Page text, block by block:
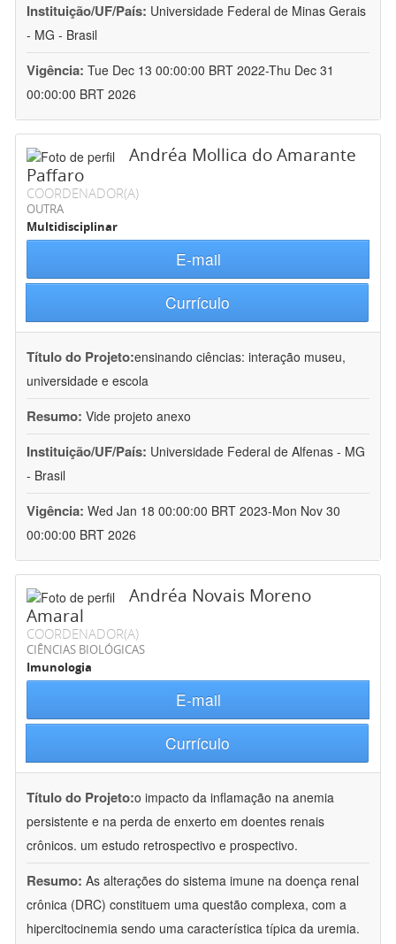
Instituição/UF/País: Universidade Federal de Minas Gerais
- MG - Brasil
Vigência: Tue Dec 13 00:00:00 BRT 2022-Thu Dec 31
00:00:00 BRT 2026
Andréa Mollica do Amarante
Paffaro
COORDENADOR(A)
OUTRA
Multidisciplinar
E-mail
Currículo
Título do Projeto:ensinando ciências: interação museu,
universidade e escola
Resumo: Vide projeto anexo
Instituição/UF/País: Universidade Federal de Alfenas - MG
- Brasil
Vigência: Wed Jan 18 00:00:00 BRT 2023-Mon Nov 30
00:00:00 BRT 2026
Andréa Novais Moreno
Amaral
COORDENADOR(A)
CIÊNCIAS BIOLÓGICAS
Imunologia
E-mail
Currículo
Título do Projeto:o impacto da inflamação na anemia
persistente e na perda de enxerto em doentes renais
crônicos. um estudo retrospectivo e prospectivo.
Resumo: As alterações do sistema imune na doença renal
crônica (DRC) constituem uma questão complexa, com a
hipercitocinemia sendo uma característica típica da uremia.